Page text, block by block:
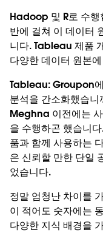
Hadoop 및 R로 수행
반에 걸쳐 이 데이터
니다. Tableau 제품
다양한 데이터 원본
Tableau:Groupon
분석을 간소화했습니
Meghna 이전에는
을 수행하곤 했습니
품과 함께 사용하는
은 신뢰할 만한 단일
었습니다.
정말 엄청난 차이를
이 적어도 숫자에는
다양한 지식 배경을